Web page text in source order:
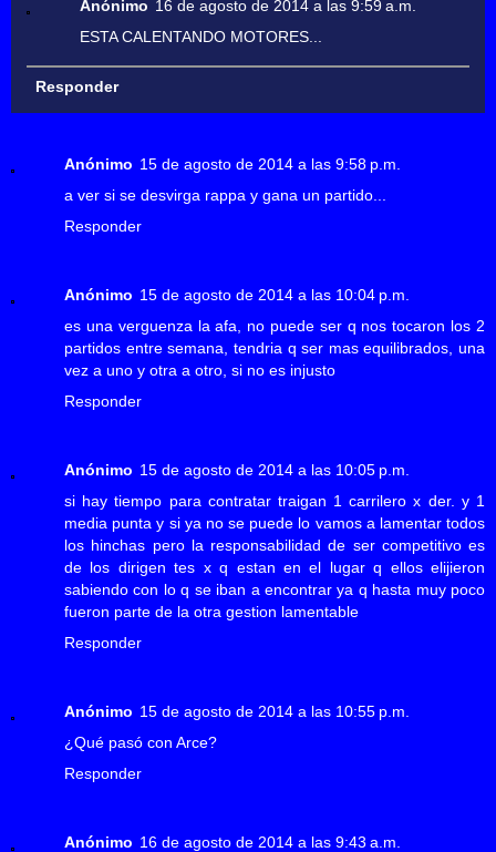
Anónimo 16 de agosto de 2014 a las 9:59 a.m.
ESTA CALENTANDO MOTORES...
Responder
Anónimo 15 de agosto de 2014 a las 9:58 p.m.
a ver si se desvirga rappa y gana un partido...
Responder
Anónimo 15 de agosto de 2014 a las 10:04 p.m.
es una verguenza la afa, no puede ser q nos tocaron los 2
partidos entre semana, tendria q ser mas equilibrados, una
vez a uno y otra a otro, si no es injusto
Responder
Anónimo 15 de agosto de 2014 a las 10:05 p.m.
si hay tiempo para contratar traigan 1 carrilero x der. y 1
media punta y si ya no se puede lo vamos a lamentar todos
los hinchas pero la responsabilidad de ser competitivo es
de los dirigen tes x q estan en el lugar q ellos elijieron
sabiendo con lo q se iban a encontrar ya q hasta muy poco
fueron parte de la otra gestion lamentable
Responder
Anónimo 15 de agosto de 2014 a las 10:55 p.m.
¿Qué pasó con Arce?
Responder
Anónimo 16 de agosto de 2014 a las 9:43 a.m.